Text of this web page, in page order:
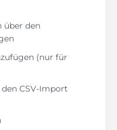
über den
(nur für
CSV-Import